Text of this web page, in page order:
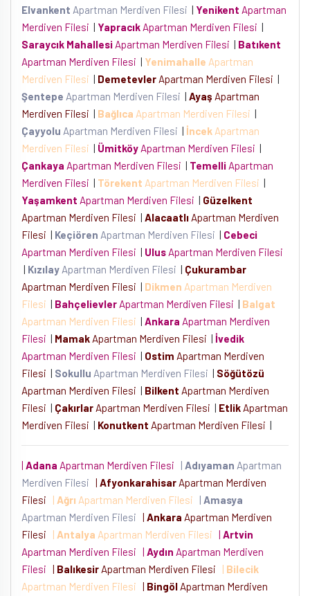
Elvankent Apartman Merdiven Filesi | Yenikent Apartman
Merdiven Filesi | Yapracık Apartman Merdiven Filesi |
Saraycık Mahallesi Apartman Merdiven Filesi | Batıkent
Apartman Merdiven Filesi | Yenimahalle Apartman
Merdiven Filesi | Demetevler Apartman Merdiven Filesi |
Şentepe Apartman Merdiven Filesi | Ayaş Apartman
Merdiven Filesi | Bağlıca Apartman Merdiven Filesi |
Çayyolu Apartman Merdiven Filesi | İncek Apartman
Merdiven Filesi | Ümitköy Apartman Merdiven Filesi |
Çankaya Apartman Merdiven Filesi | Temelli Apartman
Merdiven Filesi | Törekent Apartman Merdiven Filesi |
Yaşamkent Apartman Merdiven Filesi | Güzelkent
Apartman Merdiven Filesi | Alacaatlı Apartman Merdiven
Filesi | Keçiören Apartman Merdiven Filesi | Cebeci
Apartman Merdiven Filesi | Ulus Apartman Merdiven Filesi
| Kızılay Apartman Merdiven Filesi | Çukurambar
Apartman Merdiven Filesi | Dikmen Apartman Merdiven
Filesi | Bahçelievler Apartman Merdiven Filesi | Balgat
Apartman Merdiven Filesi | Ankara Apartman Merdiven
Filesi | Mamak Apartman Merdiven Filesi | İvedik
Apartman Merdiven Filesi | Ostim Apartman Merdiven
Filesi | Sokullu Apartman Merdiven Filesi | Söğütözü
Apartman Merdiven Filesi | Bilkent Apartman Merdiven
Filesi | Çakırlar Apartman Merdiven Filesi | Etlik Apartman
Merdiven Filesi | Konutkent Apartman Merdiven Filesi |
| Adana Apartman Merdiven Filesi | Adıyaman Apartman
Merdiven Filesi | Afyonkarahisar Apartman Merdiven
Filesi
| Ağrı Apartman Merdiven Filesi | Amasya
Apartman Merdiven Filesi | Ankara Apartman Merdiven
Filesi
| Antalya Apartman Merdiven Filesi | Artvin
Apartman Merdiven Filesi | Aydın Apartman Merdiven
Filesi | Balıkesir Apartman Merdiven Filesi | Bilecik
Apartman Merdiven Filesi | Bingöl Apartman Merdiven